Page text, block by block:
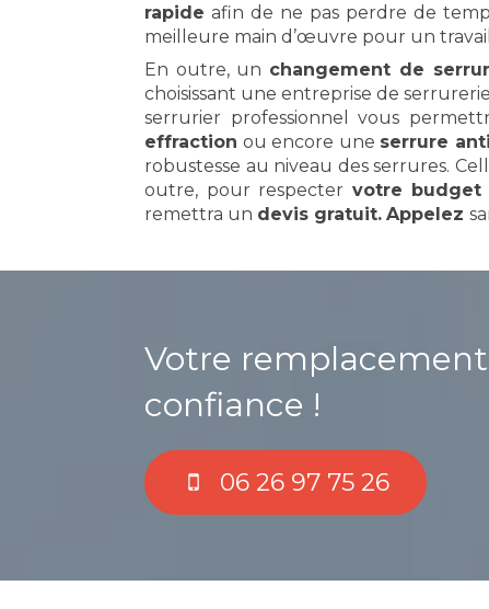
rapide afin de ne pas perdre de
meilleure main d’œuvre pour un
En outre, un changement de
choisissant une entreprise de
serrurier professionnel vous
effraction ou encore une serrure
robustesse au niveau des serrures.
outre, pour respecter votre budget
remettra un devis gratuit. Appelez
Votre
confiance !
06 26 97 75 26